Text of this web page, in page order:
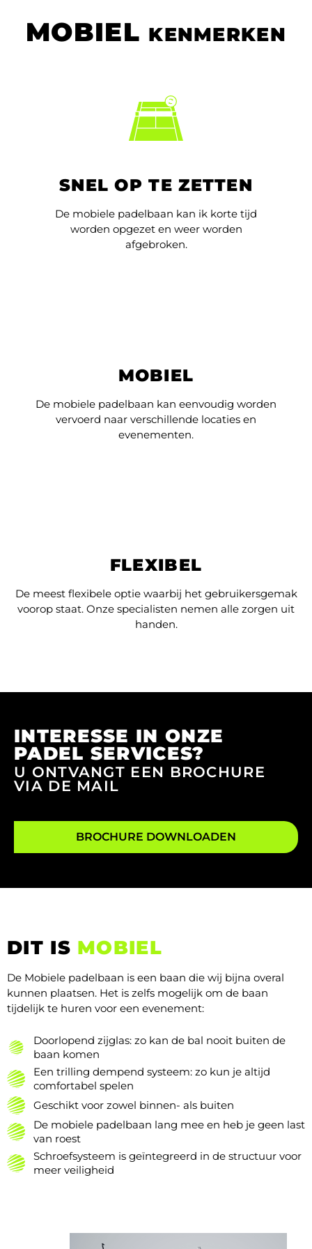
MOBIEL KENMERKEN
SNEL OP TE ZETTEN
De mobiele padelbaan kan ik korte tijd
worden opgezet en weer worden
afgebroken.
MOBIEL
De mobiele padelbaan kan eenvoudig worden
vervoerd naar verschillende locaties en
evenementen.
FLEXIBEL
De meest flexibele optie waarbij het gebruikersgemak
voorop staat. Onze specialisten nemen alle zorgen uit
handen.
INTERESSE IN ONZE
PADEL SERVICES?
U ONTVANGT EEN BROCHURE
VIA DE MAIL
BROCHURE DOWNLOADEN
DIT IS MOBIEL
De Mobiele padelbaan is een baan die wij bijna overal
kunnen plaatsen. Het is zelfs mogelijk om de baan
tijdelijk te huren voor een evenement:
Doorlopend zijglas: zo kan de bal nooit buiten de
baan komen
Een trilling dempend systeem: zo kun je altijd
comfortabel spelen
Geschikt voor zowel binnen- als buiten
De mobiele padelbaan lang mee en heb je geen last
van roest
Schroefsysteem is geïntegreerd in de structuur voor
meer veiligheid